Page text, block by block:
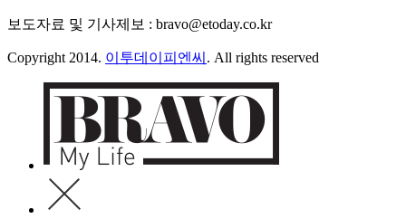
보도자료 및 기사제보 : bravo@etoday.co.kr
Copyright 2014. 이투데이피엔씨 . All rights reserved